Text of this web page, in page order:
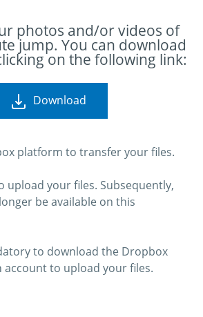
photos and/or videos of
jump. You can download
on the following link:
Download
platform to transfer your files.
upload your files. Subsequently,
be available on this
to download the Dropbox
account to upload your files.